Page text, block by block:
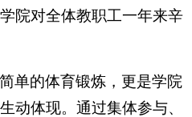
院对全体教职工一年来辛
单的体育锻炼，更是学院
动体现。通过集体参与、